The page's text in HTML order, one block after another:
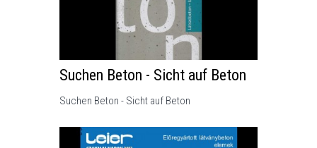
Suchen Beton - Sicht auf Beton
Suchen Beton - Sicht auf Beton